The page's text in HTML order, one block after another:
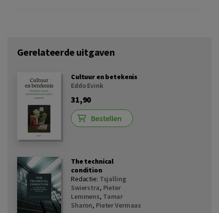
Gerelateerde uitgaven
Cultuur en betekenis
Eddo Evink
31,90
Bestellen
The technical
condition
Redactie: Tsjalling
Swierstra, Pieter
Lemmens, Tamar
Sharon, Pieter Vermaas